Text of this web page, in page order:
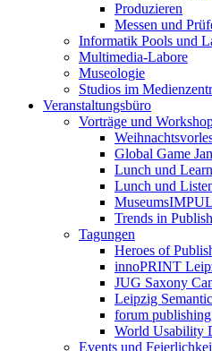
Produzieren
Messen und
Informatik Pools und
Multimedia-Labore
Museologie
Studios im
Veranstaltungsbüro
Vorträge und
Global Game
Lunch und Learn
Lunch und
Trends in
Tagungen
Heroes of
innoPRINT
JUG Saxony
Leipzig
forum
World Usability
Events und